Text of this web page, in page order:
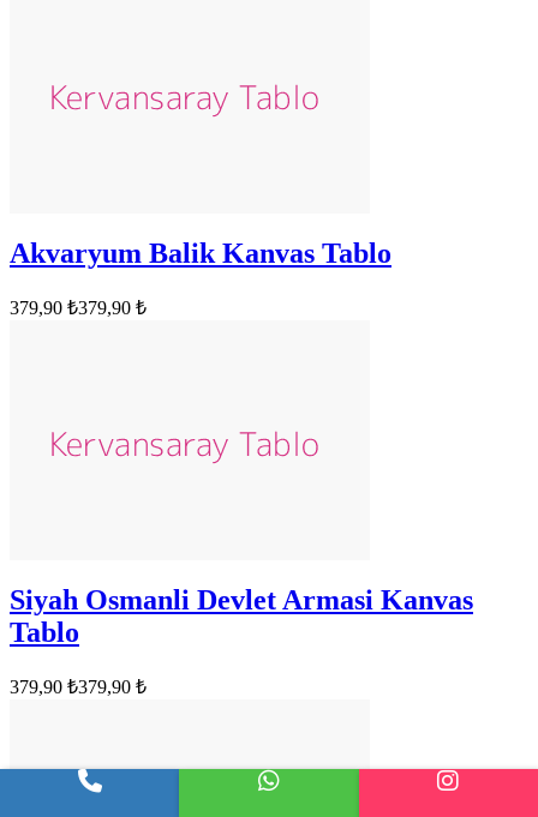
Akvaryum Balik Kanvas Tablo
379,90 ₺379,90 ₺
Siyah Osmanli Devlet Armasi Kanvas
Tablo
379,90 ₺379,90 ₺